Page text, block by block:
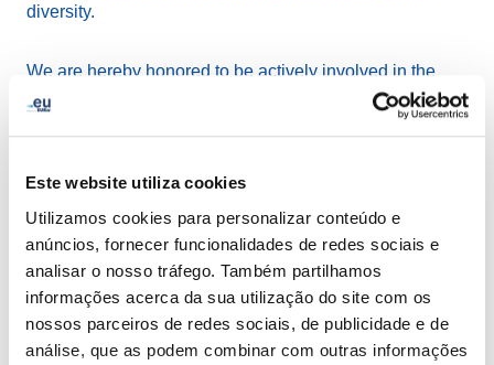
Este website utiliza cookies
Utilizamos cookies para personalizar conteúdo e
anúncios, fornecer funcionalidades de redes sociais e
analisar o nosso tráfego. Também partilhamos
informações acerca da sua utilização do site com os
nossos parceiros de redes sociais, de publicidade e de
análise, que as podem combinar com outras informações
diversity.
We are hereby honored to be actively involved in the
NGI Community
Commuity by: contributing to their conversations,
generating engagement, providing knowledge, and
interacting with users.
Our first collaborative online event will take place
already tomorrow, on cybersecurity.